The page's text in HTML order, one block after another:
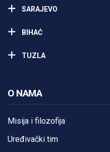
SARAJEVO
BIHAĆ
TUZLA
O NAMA
Misija i filozofija
Uređivački tim